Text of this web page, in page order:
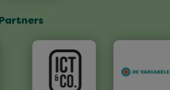
Partners